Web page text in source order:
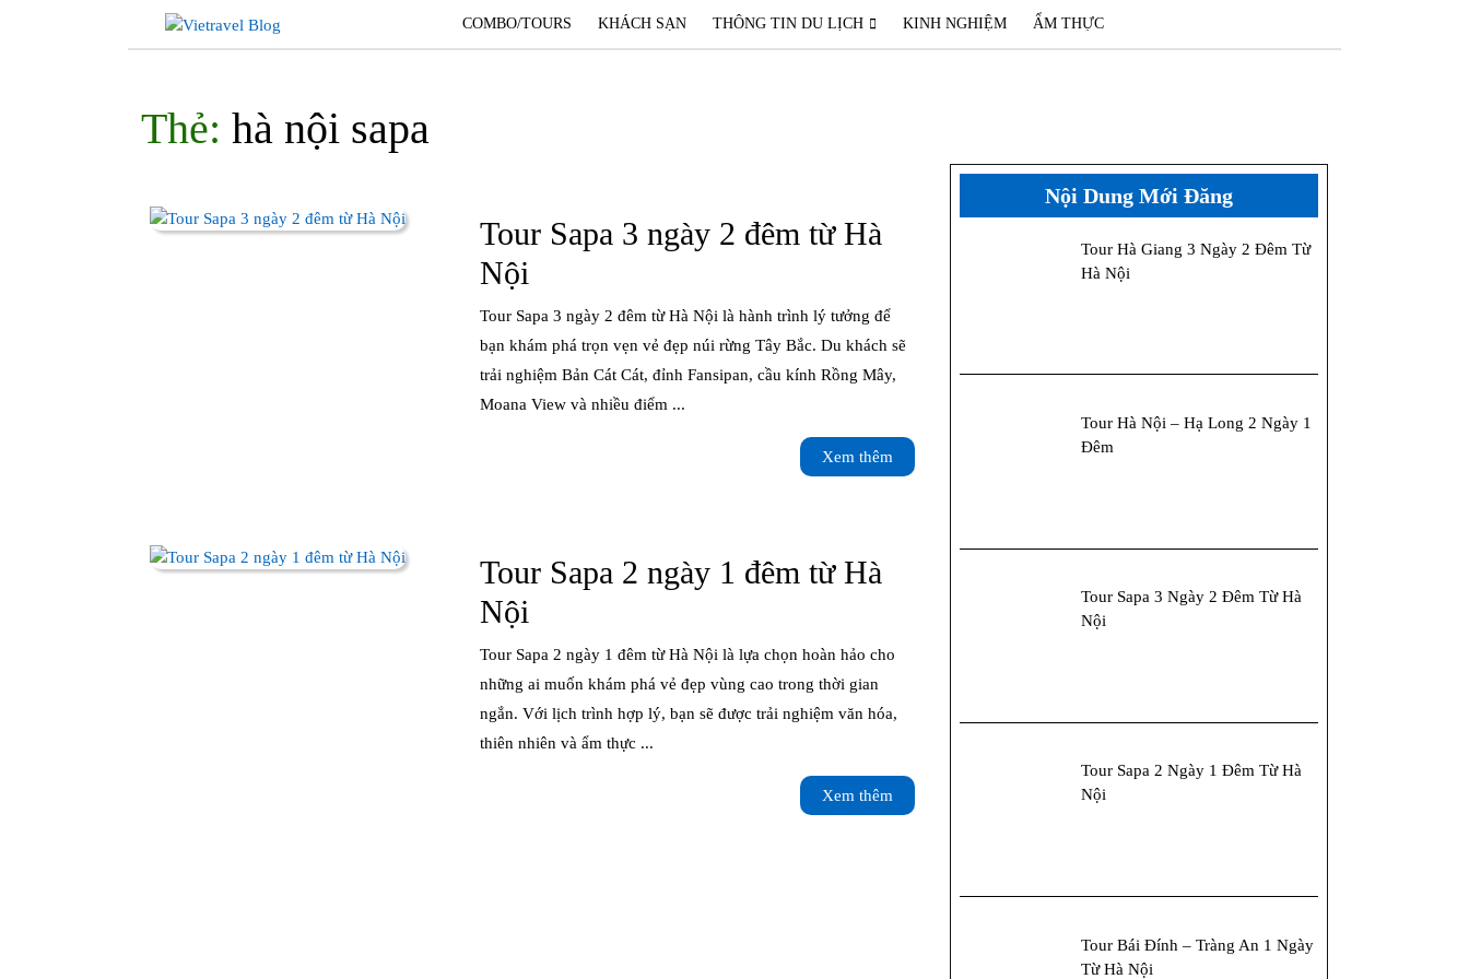
COMBO/TOURS KHÁCH SẠN THÔNG TIN DU LỊCH KINH NGHIỆM ẨM THỰC
Thẻ: hà nội sapa
Tour Sapa 3 ngày 2 đêm từ Hà
Nội
Sapa
3
ngày
Nội
Tour Sapa 3 ngày 2 đêm từ Hà Nội là hành trình lý tưởng để
bạn khám phá trọn vẹn vẻ đẹp núi rừng Tây Bắc. Du khách sẽ
trải nghiệm Bản Cát Cát, đỉnh Fansipan, cầu kính Rồng Mây,
Moana View và nhiều điểm ...
Xem thêmXem
thêm
Tour Sapa 2 ngày 1 đêm từ Hà
Nội
Sapa
2
ngày
Tour Sapa 2 ngày 1 đêm từ Hà Nội là lựa chọn hoàn hảo cho
những ai muốn khám phá vẻ đẹp vùng cao trong thời gian
ngắn. Với lịch trình hợp lý, bạn sẽ được trải nghiệm văn hóa,
thiên nhiên và ẩm thực ...
Xem thêmXem
thêm
Nội Dung Mới Đăng
Tour Hà Giang 3 Ngày 2 Đêm Từ
Hà Nội
Tour Hà Nội – Hạ Long 2 Ngày 1
Đêm
Tour Sapa 3 Ngày 2 Đêm Từ Hà
Nội
Tour Sapa 2 Ngày 1 Đêm Từ Hà
Nội
Tour Bái Đính – Tràng An 1 Ngày
Từ Hà Nội